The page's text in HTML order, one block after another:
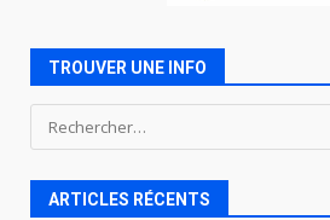
TROUVER UNE INFO
Rechercher :
ARTICLES RÉCENTS